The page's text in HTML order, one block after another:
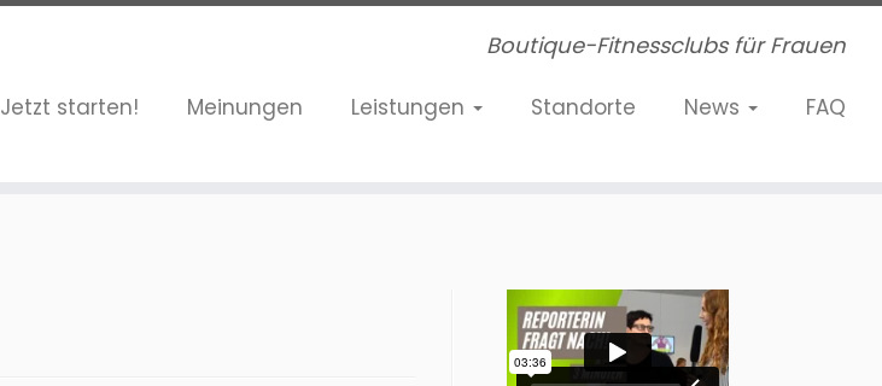
Boutique-Fitnessclubs für Frauen
Jetzt starten! Meinungen Leistungen Standorte News FAQ